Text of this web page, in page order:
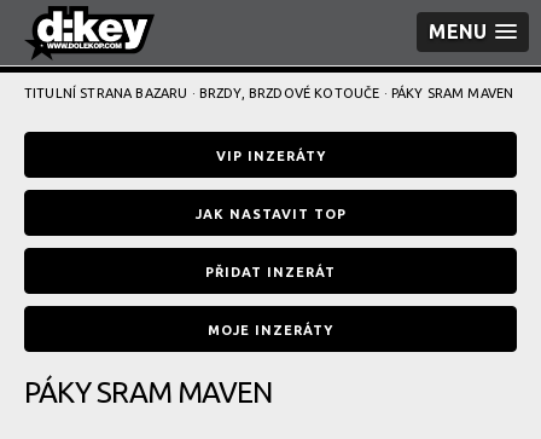
MENU
TITULNÍ STRANA BAZARU · BRZDY, BRZDOVÉ KOTOUČE · PÁKY SRAM MAVEN
VIP INZERÁTY
JAK NASTAVIT TOP
PŘIDAT INZERÁT
MOJE INZERÁTY
PÁKY SRAM MAVEN